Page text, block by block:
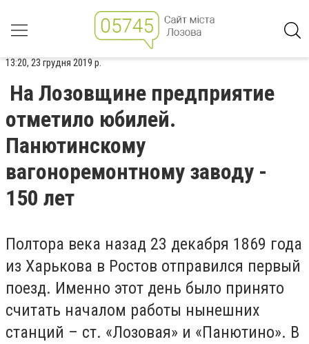
13:20, 23 грудня 2019 р.
На Лозовщине предприятие
отметило юбилей.
Панютинскому
вагоноремонтному заводу -
150 лет
Полтора века назад 23 декабря 1869 года
из Харькова в Ростов отправился первый
поезд. Именно этот день было принято
считать началом работы нынешних
станций – ст. «Лозовая» и «Панютино». В